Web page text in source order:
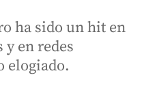
ha sido un hit en
en redes
elogiado.